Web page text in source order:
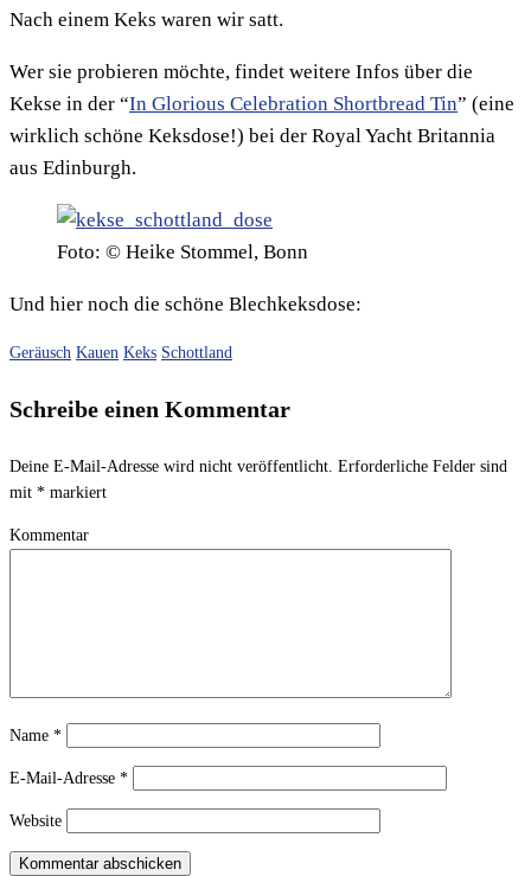
Nach einem Keks waren wir satt.
Wer sie probieren möchte, findet weitere Infos über die
Kekse in der “In Glorious Celebration Shortbread Tin” (eine
wirklich schöne Keksdose!) bei der Royal Yacht Britannia
aus Edinburgh.
Foto: © Heike Stommel, Bonn
Und hier noch die schöne Blechkeksdose:
Geräusch Kauen Keks Schottland
Schreibe einen Kommentar
Deine E-Mail-Adresse wird nicht veröffentlicht. Erforderliche Felder sind
mit * markiert
Kommentar
Name *
E-Mail-Adresse *
Website